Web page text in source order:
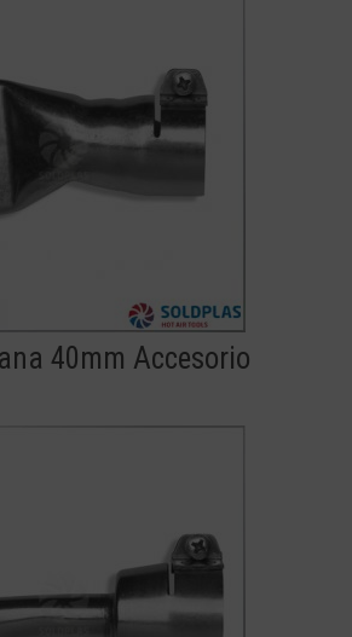
40mm Accesorio